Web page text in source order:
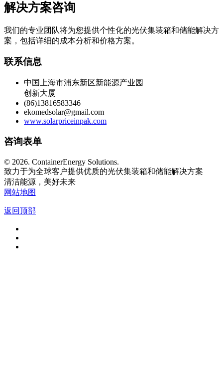
解决方案咨询
我们的专业团队将为您提供个性化的光伏集装箱和储能解决方
案，包括详细的成本分析和价格方案。
联系信息
中国上海市浦东新区新能源产业园
创新大厦
(86)13816583346
ekomedsolar@gmail.com
www.solarpriceinpak.com
咨询表单
© 2026. ContainerEnergy Solutions.
致力于为全球客户提供优质的光伏集装箱和储能解决方案
清洁能源，美好未来
网站地图
返回顶部